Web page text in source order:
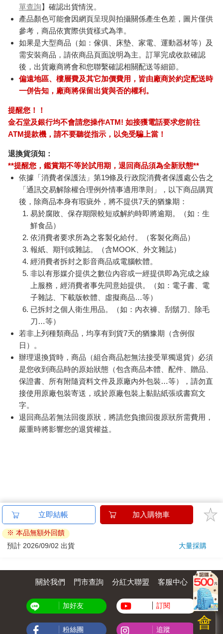
訂購/退換貨須知
加入金石堂 LINE 官方帳號『完成綁定』，隨時掌握出貨動
態：
商品運送說明：
本公司所提供的產品配送區域範圍目前僅限台灣本島。注
意！收件地址請勿為郵政信箱。
商品將由廠商透過貨運或是郵局寄送。消費者訂購之商品若
無法送達，經電話或 E-mail無法聯繫逾三天者，本公司將取
消該筆訂單，並且全額退款。
當廠商出貨後，您會收到E-mail出貨通知，您也可透過【訂
單查詢】確認出貨情況。
產品顏色可能會因網頁呈現與拍攝關係產生色差，圖片僅供
參考，商品依實際供貨樣式為準。
如果是大型商品（如：傢俱、床墊、家電、運動器材等）及
需安裝商品，請依商品頁面說明為主。訂單完成收款確認
後，出貨廠商將會和您聯繫確認相關配送等細節。
偏遠地區、樓層費及其它加價費用，皆由廠商於約定配送時
一併告知，廠商將保留出貨與否的權利。
提醒您！！
金石堂及銀行均不會請您操作ATM! 如接獲電話要求您前往
ATM提款機，請不要聽從指示，以免受騙上當！
退換貨須知：
**提醒您，鑑賞期不等於試用期，退回商品須為全新狀態**
依據「消費者保護法」第19條及行政院消費者保護處公告之
「通訊交易解除權合理例外情事適用準則」，以下商品購買
後，除商品本身有瑕疵外，將不提供7天的猶豫期：
鮮食品）
依消費者要求所為之客製化給付。（客製化商品）
已拆封之個人衛生用品。（如：內衣褲、刮鬍刀、除毛
刀…等）
若非上列種類商品，均享有到貨7天的猶豫期（含例假
日）。
辦理退換貨時，商品（組合商品恕無法接受單獨退貨）必須
保證書、所有附隨資料文件及原廠內外包裝…等），請勿直
接使用原廠包裝寄送，或於原廠包裝上黏貼紙張或書寫文
退回商品若無法回復原狀，將請您負擔回復原狀所需費用，
會